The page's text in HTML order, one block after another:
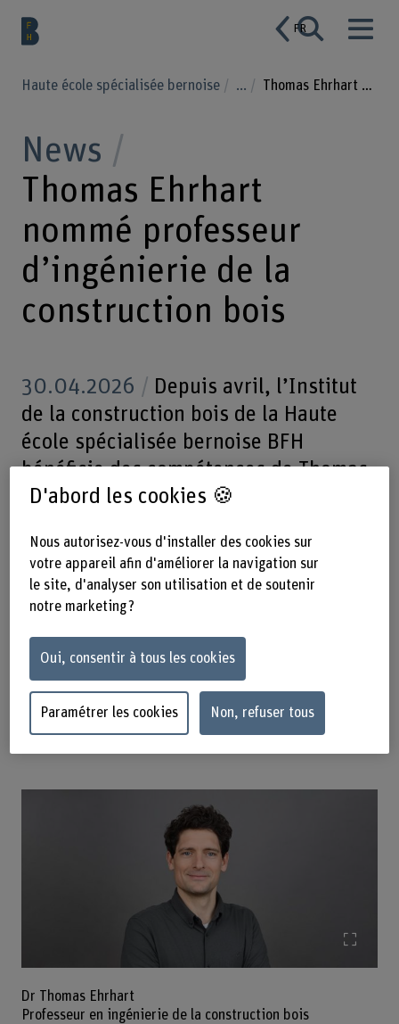
FR
Haute école spécialisée bernoise ... Thomas Ehrhart nommé professeur d’ingénierie de la construction bois
News
Thomas Ehrhart
nommé professeur
d’ingénierie de la
construction bois
30.04.2026
Depuis avril, l’Institut
de la construction bois de la Haute
école spécialisée bernoise BFH
bénéficie des compétences de Thomas
Ehrhart. En plus de son excellente
de la construction bois, expert reconnu
dans le domaine de la construction
bois et de l’ingénierie des structures,
dispose d’une vaste expérience mêlant
enseignement, recherche et pratique
professionnelle.
Partager
Dr Thomas Ehrhart
Professeur en ingénierie de la construction bois
D'abord les cookies 🍪
Nous autorisez-vous d'installer des cookies sur
votre appareil afin d'améliorer la navigation sur
le site, d'analyser son utilisation et de soutenir
notre marketing ?
Oui, consentir à tous les cookies
Paramétrer les cookies Non, refuser tous